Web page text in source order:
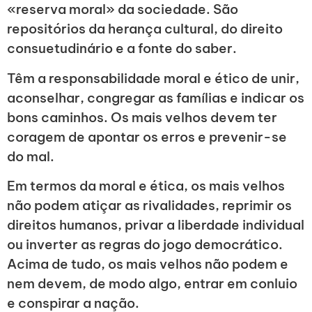
«reserva moral» da sociedade. São
repositórios da herança cultural, do direito
consuetudinário e a fonte do saber.
Têm a responsabilidade moral e ético de unir,
aconselhar, congregar as famílias e indicar os
bons caminhos. Os mais velhos devem ter
coragem de apontar os erros e prevenir-se
do mal.
Em termos da moral e ética, os mais velhos
não podem atiçar as rivalidades, reprimir os
direitos humanos, privar a liberdade individual
ou inverter as regras do jogo democrático.
Acima de tudo, os mais velhos não podem e
nem devem, de modo algo, entrar em conluio
e conspirar a nação.